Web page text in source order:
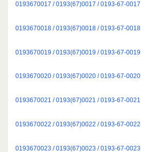
0193670017 / 0193(67)0017 / 0193-67-0017
0193670018 / 0193(67)0018 / 0193-67-0018
0193670019 / 0193(67)0019 / 0193-67-0019
0193670020 / 0193(67)0020 / 0193-67-0020
0193670021 / 0193(67)0021 / 0193-67-0021
0193670022 / 0193(67)0022 / 0193-67-0022
0193670023 / 0193(67)0023 / 0193-67-0023